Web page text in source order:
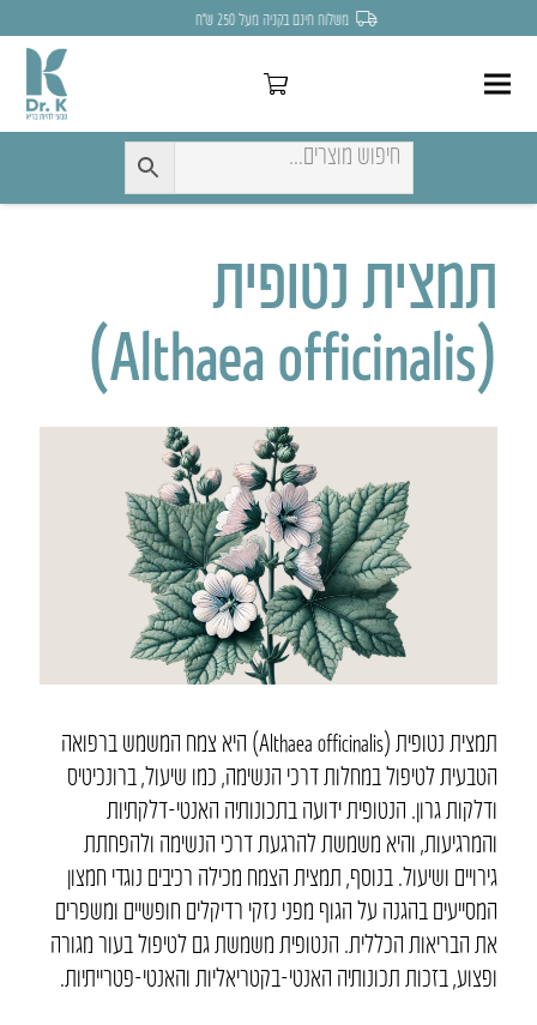
משלוח חינם בקניה מעל 250 ש״ח
תמצית נטופית
(Althaea officinalis)
תמצית נטופית (Althaea officinalis) היא צמח המשמש ברפואה
הטבעית לטיפול במחלות דרכי הנשימה, כמו שיעול, ברונכיטיס
ודלקות גרון. הנטופית ידועה בתכונותיה האנטי-דלקתיות
והמרגיעות, והיא משמשת להרגעת דרכי הנשימה ולהפחתת
גירויים ושיעול. בנוסף, תמצית הצמח מכילה רכיבים נוגדי חמצון
המסייעים בהגנה על הגוף מפני נזקי רדיקלים חופשיים ומשפרים
את הבריאות הכללית. הנטופית משמשת גם לטיפול בעור מגורה
ופצוע, בזכות תכונותיה האנטי-בקטריאליות והאנטי-פטרייתיות.